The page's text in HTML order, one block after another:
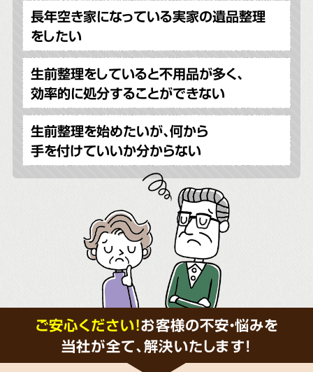
長年空き家になっている実家の遺品整理
をしたい
生前整理をしていると不用品が多く、
効率的に処分することができない
生前整理を始めたいが、何から
手を付けていいか分からない
ご安心ください！お客様の不安・悩みを
当社が全て、解決いたします!